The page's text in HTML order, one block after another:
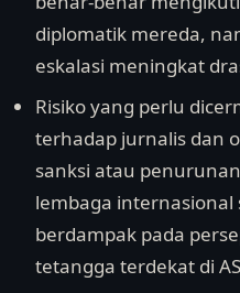
diplomatik mereda,
eskalasi meningkat
Risiko yang perlu
terhadap jurnalis dan
sanksi atau
lembaga internasional
berdampak pada
tetangga terdekat di